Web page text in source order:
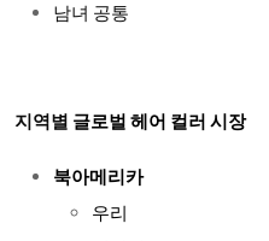
남녀 공통
지역별 글로벌 헤어 컬러 시장
북아메리카
우리